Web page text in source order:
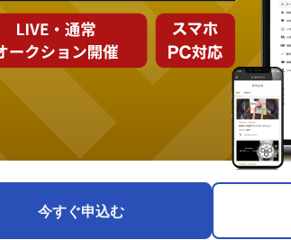
今すぐ申込む